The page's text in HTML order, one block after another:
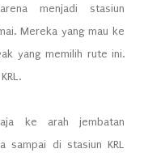
menjadi stasiun
Mereka yang mau ke
yang memilih rute ini.
ke arah jembatan
sampai di stasiun KRL